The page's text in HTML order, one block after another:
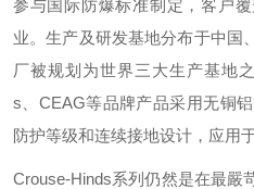
参与国际防爆标准制定，客户
业。生产及研发基地分布于中国
厂被规划为世界三大生产基地
s
CEAG等品牌产品采用无铜
防护等级和连续接地设计，应用
Crouse-Hinds系列仍然是在最嚴